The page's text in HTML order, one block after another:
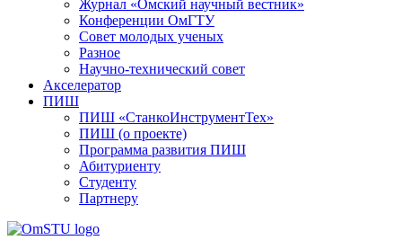
Журнал «Омский научный вестник»
Конференции ОмГТУ
Совет молодых ученых
Разное
Научно-технический совет
Акселератор
ПИШ
ПИШ «СтанкоИнструментТех»
ПИШ (о проекте)
Программа развития ПИШ
Абитуриенту
Студенту
Партнеру